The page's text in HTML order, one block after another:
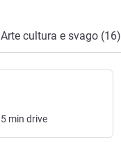
Arte cultura e svago (16)
5 min drive